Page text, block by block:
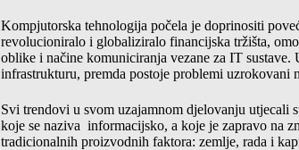
Kompjutorska tehnologija počela je doprinositi
revolucioniralo i globaliziralo financijska tržišta,
oblike i načine komuniciranja vezane za IT
infrastrukturu, premda postoje problemi uzrokovani
Svi trendovi u svom uzajamnom djelovanju utjecali
koje se naziva informacijsko, a koje je zapravo na
tradicionalnih proizvodnih faktora: zemlje, rada i